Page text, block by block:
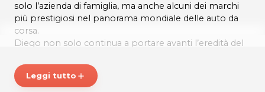
solo l’azienda di famiglia, ma anche alcuni dei marchi
più prestigiosi nel panorama mondiale delle auto da
corsa.
Diego non solo continua a portare avanti l’eredità del
innovazione, portando la passione e l’esperienza della
famiglia a nuovi, emozionanti traguardi.
Leggi tutto add